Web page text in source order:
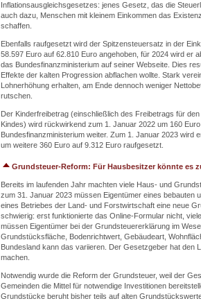
Inflationsausgleichsgesetzes: jenes Gesetz, das die
auch dazu, Menschen mit kleinem Einkommen das
schaffen.
Ebenfalls raufgesetzt wird der Spitzensteuersatz in der
58.597 Euro auf 62.810 Euro angehoben, für 2024 wird er
das Bundesfinanzministerium auf seiner Webseite. Dies
Effekte der kalten Progression abflachen wollte. Stark
Lohnerhöhung erhalten, am Ende dennoch weniger
rutschen.
Der Kinderfreibetrag (einschließlich des Freibetrags für
Kindes) wird rückwirkend zum 1. Januar 2022 um 160
Bundesfinanzministerium weiter. Zum 1. Januar 2023 wird
um weitere 360 Euro auf 9.312 Euro raufgesetzt.
Grundsteuer-Reform: Für Hausbesitzer könnte es
Bereits im laufenden Jahr machten viele Haus- und
zum 31. Januar 2023 müssen Eigentümer eines bebauten
eines Betriebes der Land- und Forstwirtschaft eine neue
schwierig: erst funktionierte das Online-Formular nicht,
müssen Eigentümer bei der Grundsteuererklärung im
Grundstücksfläche, Bodenrichtwert, Gebäudeart,
Bundesland kann das variieren. Der Gesetzgeber hat den
machen.
Notwendig wurde die Reform der Grundsteuer, weil der
Gemeinden die Mittel für notwendige Investitionen
Grundstücke beruht bisher teils auf alten